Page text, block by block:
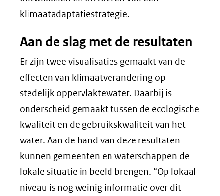
klimaatadaptatiestrategie.
Aan de slag met de resultaten
Er zijn twee visualisaties gemaakt van de
effecten van klimaatverandering op
stedelijk oppervlaktewater. Daarbij is
onderscheid gemaakt tussen de ecologische
kwaliteit en de gebruikskwaliteit van het
water. Aan de hand van deze resultaten
kunnen gemeenten en waterschappen de
lokale situatie in beeld brengen. “Op lokaal
niveau is nog weinig informatie over dit